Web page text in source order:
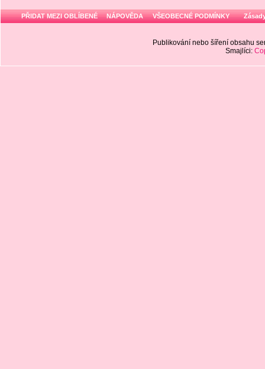
PŘIDAT MEZI OBLÍBENÉ NÁPOVĚDA VŠEOBECNÉ PODMÍNKY
Publikování nebo šíření obsahu
Smajlíci: